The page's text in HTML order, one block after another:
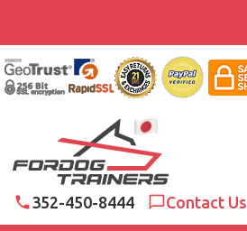
352-450-8444 Contact Us